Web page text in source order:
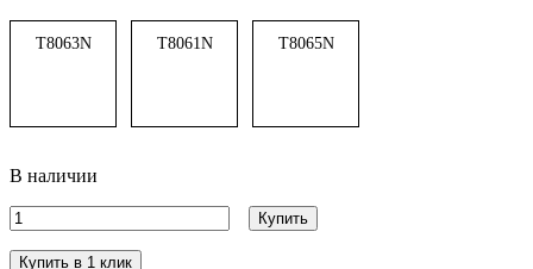
T8063N T8061N T8065N
В наличии
Купить
Купить в 1 клик